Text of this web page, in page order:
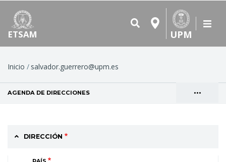
ETSAM UPM
Ruta
de
navegación
Inicio salvador.guerrero@upm.es
•••
AGENDA DE DIRECCIONES
DIRECCIÓN